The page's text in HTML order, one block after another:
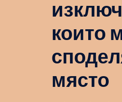
които
място